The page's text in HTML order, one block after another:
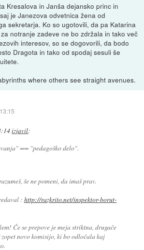
Kresalova in Janša dejansko princ in
je Janezova odvetnica žena od
sekretarja. Ko so ugotovili, da pa Katarina
notranje zadeve ne bo zdržala in tako več
interesov, so se dogovorili, da bodo
Dragota in tako od spodaj sesuli še
where others see straight avenues.
izjavil:
== "pedagoško delo".
še ne pomeni, da imaš prav.
: http://razkrito.net/inspektor-borut-
Če se prepove je meja striktna, drugače
novo komisijo, ki bo odločala kaj